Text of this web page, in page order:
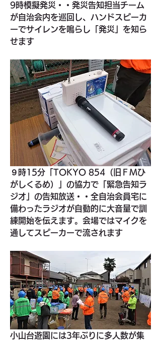
9時模擬発災・・発災告知担当チーム
が自治会内を巡回し、ハンドスピーカ
ーでサイレンを鳴らし「発災」を知ら
せます
９時15分「TOKYO 854（旧ＦＭひ
がしくるめ）」の協力で「緊急告知ラ
ジオ」の告知放送・・全自治会員宅に
備わったラジオが自動的に大音量で訓
練開始を伝えます。会場ではマイクを
通してスピーカーで流されます
小山台遊園には3年ぶりに多人数が集